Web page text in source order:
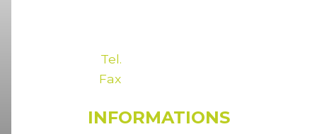
Tel.
Fax
INFORMATIONS